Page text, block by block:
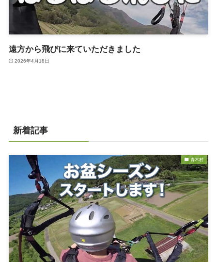
遠方から飛びに来ていただきました
2026年4月18日
新着記事
青木村